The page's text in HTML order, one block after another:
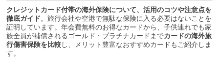
クレジットカード付帯の海外保険について、活用のコツや注意点を
徹底ガイド。旅行会社や空港で無駄な保険に入る必要はないことを
証明しています。年会費無料のお得なカードから、子供連れでも家
族全員が補償されるゴールド・プラチナカードまでカードの海外旅
行傷害保険を比較し、メリット豊富なおすすめカードもご紹介しま
す。